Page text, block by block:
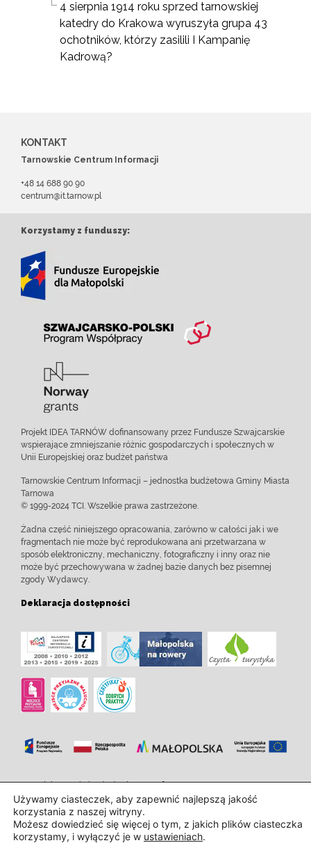
4 sierpnia 1914 roku sprzed tarnowskiej
katedry do Krakowa wyruszyła grupa 43
ochotników, którzy zasilili I Kampanię
Kadrową?
KONTAKT
Tarnowskie Centrum Informacji
+48 14 688 90 90
centrum@it.tarnow.pl
Korzystamy z funduszy:
Projekt IDEA TARNÓW dofinansowany przez Fundusze Szwajcarskie
wspierające zmniejszanie różnic gospodarczych i społecznych w
Unii Europejskiej oraz budżet państwa
Tarnowskie Centrum Informacji – jednostka budżetowa Gminy Miasta
Tarnowa
© 1999-2024 TCI. Wszelkie prawa zastrzeżone.
Żadna część niniejszego opracowania, zarówno w całości jak i we
fragmentach nie może być reprodukowana ani przetwarzana w
sposób elektroniczny, mechaniczny, fotograficzny i inny oraz nie
może być przechowywana w żadnej bazie danych bez pisemnej
zgody Wydawcy.
Deklaracja dostępności
Zaprojektowanie i wdrożenie:InTechHouse.com
Używamy ciasteczek, aby zapewnić najlepszą jakość
korzystania z naszej witryny.
Możesz dowiedzieć się więcej o tym, z jakich plików ciasteczka
korzystamy, i wyłączyć je w ustawieniach.